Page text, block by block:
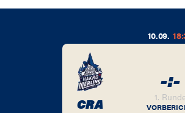
10.09.
CRA
-:-
1.